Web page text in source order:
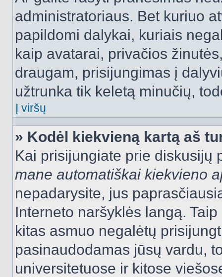
administratoriaus. Bet kuriuo
papildomi dalykai, kuriais
kaip avatarai, privačios
draugam, prisijungimas į
užtrunka tik keletą minučių,
Į viršų
» Kodėl kiekvieną kartą aš
Kai prisijungiate prie diskusijų
mane automatiškai kiekvieno
nepadarysite, jus
Interneto naršyklės langą.
kitas asmuo negalėtų
pasinaudodamas jūsų vardu,
universitetuose ir kitose